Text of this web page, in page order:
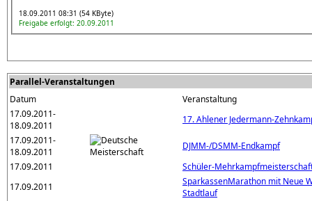
18.09.2011 08:31 (54 KByte)
Freigabe erfolgt: 20.09.2011
Parallel-Veranstaltungen
Datum
Veranstaltung
17.09.2011-
18.09.2011
17. Ahlener Jedermann-
17.09.2011-
18.09.2011
DJMM-/DSMM-Endkampf
17.09.2011
Schüler-
17.09.2011
SparkassenMarathon mit Neue
Stadtlauf